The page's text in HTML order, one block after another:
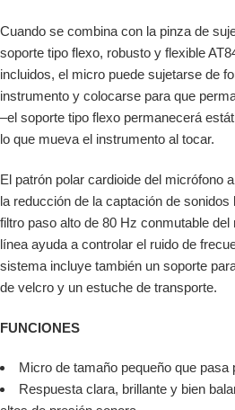
Cuando se combina con la pinza de
soporte tipo flexo, robusto y flexible
incluidos, el micro puede sujetarse de
instrumento y colocarse para que
–el soporte tipo flexo permanecerá
lo que mueva el instrumento al tocar.
El patrón polar cardioide del micrófono
la reducción de la captación de
filtro paso alto de 80 Hz conmutable
línea ayuda a controlar el ruido de
sistema incluye también un soporte
de velcro y un estuche de transporte.
FUNCIONES
Micro de tamaño pequeño que
Respuesta clara, brillante y bien